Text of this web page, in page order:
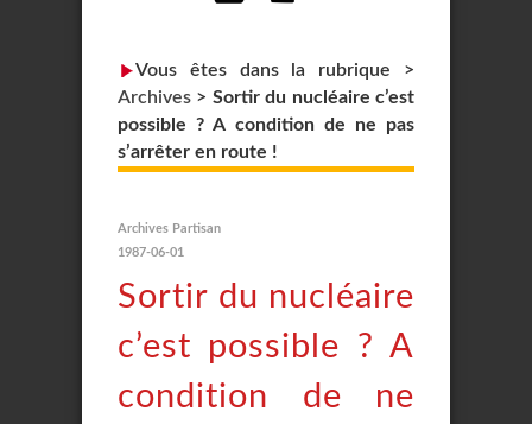
Vous êtes dans la rubrique >
Archives > Sortir du nucléaire c’est
possible ? A condition de ne pas
s’arrêter en route !
Archives Partisan
1987-06-01
Sortir du nucléaire
c’est possible ? A
condition de ne